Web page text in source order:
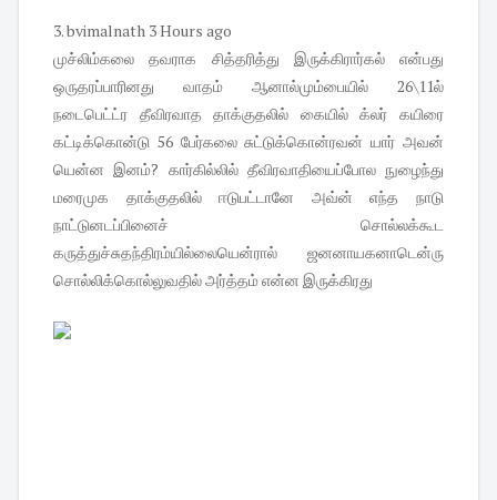
3.bvimalnath 3 Hours ago
முச்லிம்கலை தவராக சித்தரித்து இருக்கிரார்கல் என்பது
ஒருதரப்பாரினது வாதம் ஆனால்மும்பையில் 26\11ல்
நடைபெட்ட்ர தீவிரவாத தாக்குதலில் கையில் க்லர் கயிரை
கட்டிக்கொன்டு 56 பேர்கலை சுட்டுக்கொன்ரவன் யார் அவன்
யென்ன இனம்? கார்கில்லில் தீவிரவாதியைப்போல நுழைந்து
மரைமுக தாக்குதலில் ஈடுபட்டானே அவ்ன் எந்த நாடு
நாட்டுனடப்பினைச் சொல்லக்கூட
கருத்துச்சுதந்திரம்யில்லையென்ரால் ஜனனாயகனாடென்ரு
சொல்லிக்கொல்லுவதில் அர்த்தம் என்ன இருக்கிரது